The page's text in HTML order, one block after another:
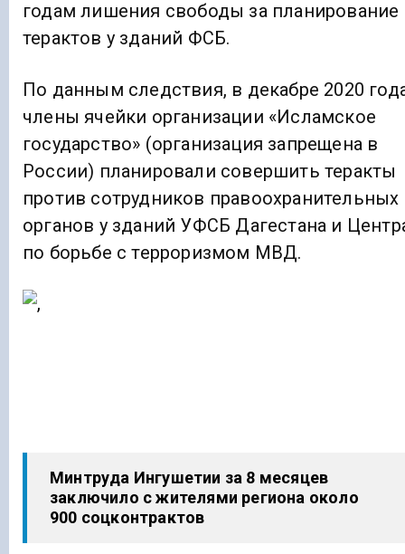
годам лишения свободы за планирование
терактов у зданий ФСБ.
По данным следствия, в декабре 2020
члены ячейки организации «Исламское
государство» (организация запрещена в
России) планировали совершить теракты
против сотрудников правоохранительных
органов у зданий УФСБ Дагестана и
по борьбе с терроризмом МВД.
Минтруда Ингушетии за 8 месяцев
заключило с жителями региона около
900 соцконтрактов